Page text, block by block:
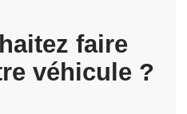
faire
véhicule ?